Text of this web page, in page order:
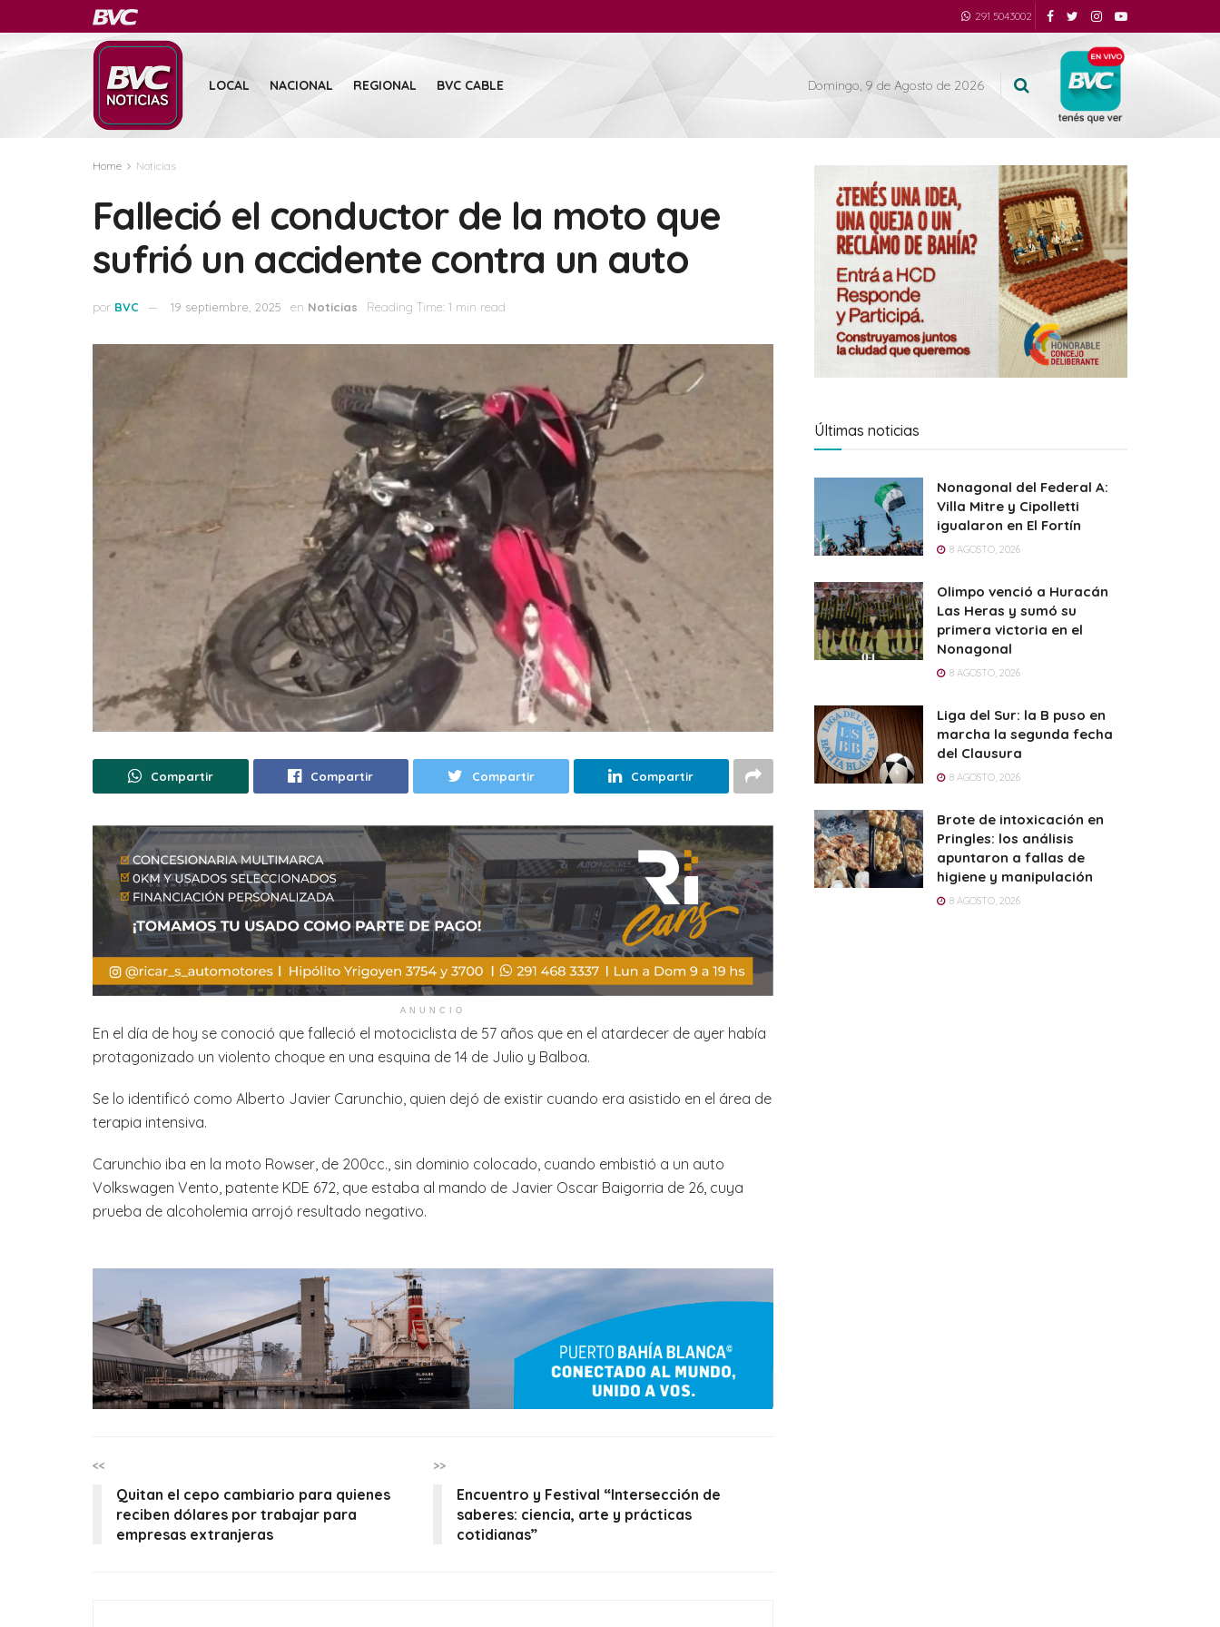
291 5043002
LOCAL NACIONAL REGIONAL BVC CABLE Domingo, 9 de Agosto de 2026
Home Noticias
Falleció el conductor de la moto que
sufrió un accidente contra un auto
por BVC 19 septiembre, 2025 en Noticias Reading Time: 1 min read
Compartir Compartir Compartir Compartir
ANUNCIO
En el día de hoy se conoció que falleció el motociclista de 57 años que en el atardecer de ayer había
protagonizado un violento choque en una esquina de 14 de Julio y Balboa.
Se lo identificó como Alberto Javier Carunchio, quien dejó de existir cuando era asistido en el área de
terapia intensiva.
Carunchio iba en la moto Rowser, de 200cc., sin dominio colocado, cuando embistió a un auto
Volkswagen Vento, patente KDE 672, que estaba al mando de Javier Oscar Baigorria de 26, cuya
prueba de alcoholemia arrojó resultado negativo.
<<
Quitan el cepo cambiario para quienes
reciben dólares por trabajar para
empresas extranjeras
>>
Encuentro y Festival “Intersección de
saberes: ciencia, arte y prácticas
cotidianas”
Últimas noticias
Nonagonal del Federal A:
Villa Mitre y Cipolletti
igualaron en El Fortín
8 AGOSTO, 2026
Olimpo venció a Huracán
Las Heras y sumó su
primera victoria en el
Nonagonal
8 AGOSTO, 2026
Liga del Sur: la B puso en
marcha la segunda fecha
del Clausura
8 AGOSTO, 2026
Brote de intoxicación en
Pringles: los análisis
apuntaron a fallas de
higiene y manipulación
8 AGOSTO, 2026